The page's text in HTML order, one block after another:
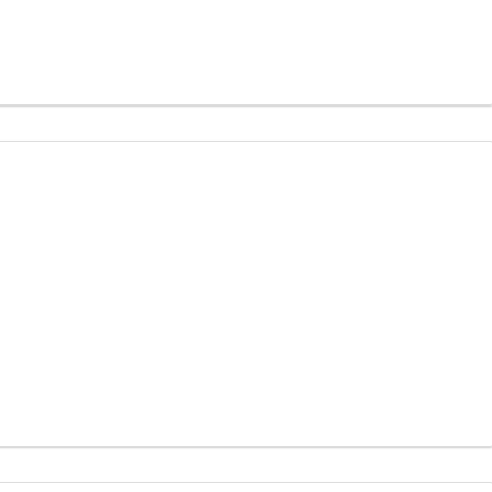
ou un porteur de projet souhaitant associer activité
pour une résidence principale confortable.
locatif, activité professionnelle avec logement sur place ou